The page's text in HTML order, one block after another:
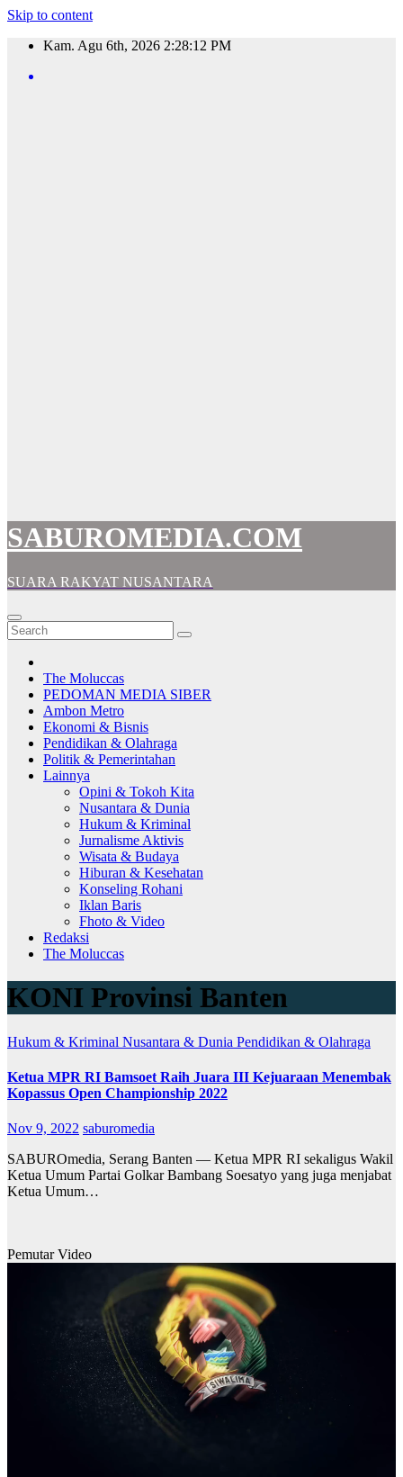
Skip to content
Kam. Agu 6th, 2026 2:28:13 PM
SABUROMEDIA.COM
SUARA RAKYAT NUSANTARA
The Moluccas
PEDOMAN MEDIA SIBER
Ambon Metro
Ekonomi & Bisnis
Pendidikan & Olahraga
Politik & Pemerintahan
Lainnya
Opini & Tokoh Kita
Nusantara & Dunia
Hukum & Kriminal
Jurnalisme Aktivis
Wisata & Budaya
Hiburan & Kesehatan
Konseling Rohani
Iklan Baris
Fhoto & Video
Redaksi
The Moluccas
KONI Provinsi Banten
Hukum & Kriminal Nusantara & Dunia Pendidikan & Olahraga
Ketua MPR RI Bamsoet Raih Juara III Kejuaraan Menembak
Kopassus Open Championship 2022
Nov 9, 2022 saburomedia
SABUROmedia, Serang Banten — Ketua MPR RI sekaligus Wakil
Ketua Umum Partai Golkar Bambang Soesatyo yang juga menjabat
Ketua Umum…
Pemutar Video